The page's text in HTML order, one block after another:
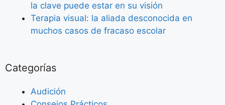
la clave puede estar en su visión
Terapia visual: la aliada desconocida en
muchos casos de fracaso escolar
Categorías
Audición